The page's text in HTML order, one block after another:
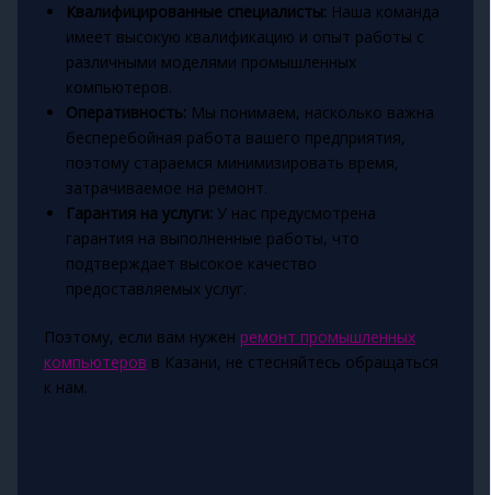
Квалифицированные специалисты: Наша команда
имеет высокую квалификацию и опыт работы с
различными моделями промышленных
компьютеров.
Оперативность: Мы понимаем, насколько важна
бесперебойная работа вашего предприятия,
поэтому стараемся минимизировать время,
затрачиваемое на ремонт.
Гарантия на услуги: У нас предусмотрена
гарантия на выполненные работы, что
подтверждает высокое качество
предоставляемых услуг.
Поэтому, если вам нужен ремонт промышленных
компьютеров в Казани, не стесняйтесь обращаться
к нам.